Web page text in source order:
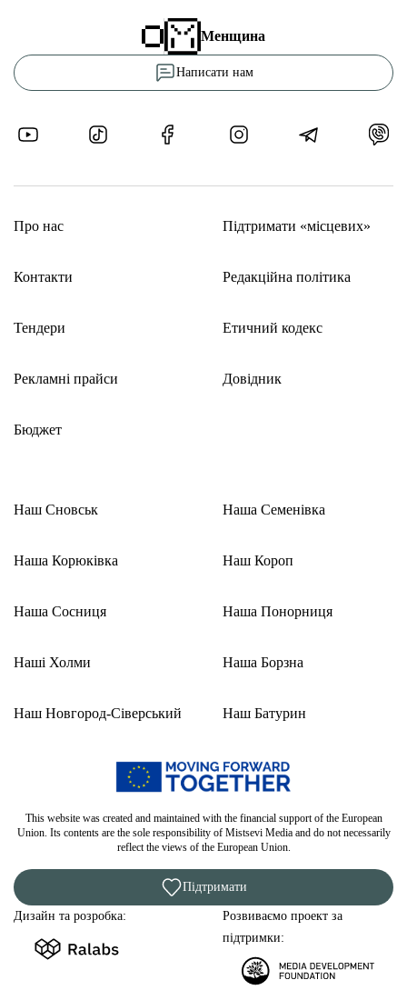
Менщина
Написати нам
Про нас
Контакти
Тендери
Рекламні прайси
Бюджет
Підтримати «місцевих»
Редакційна політика
Етичний кодекс
Довідник
Наш Сновськ
Наша Корюківка
Наша Сосниця
Наші Холми
Наш Новгород-Сіверський
Наша Семенівка
Наш Короп
Наша Понорниця
Наша Борзна
Наш Батурин
This website was created and maintained with the financial support of the European
Union. Its contents are the sole responsibility of Mistsevi Media and do not necessarily
reflect the views of the European Union.
Підтримати
Дизайн та розробка:
Розвиваємо проект за
підтримки: